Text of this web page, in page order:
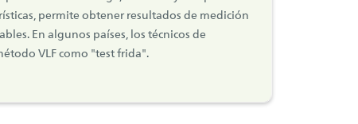
permite obtener resultados de medición
En algunos países, los técnicos de
VLF como "test frida".